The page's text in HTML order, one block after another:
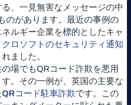
、一見無害なメッセージの中
のがあります。最近の事例の
ルギー企業を標的としたキャ
クロソフトのセキュリティ通知
ました。
場でもQRコード詐欺を悪用
。その一例が、英国の主要な
QRコード駐車詐欺です。この